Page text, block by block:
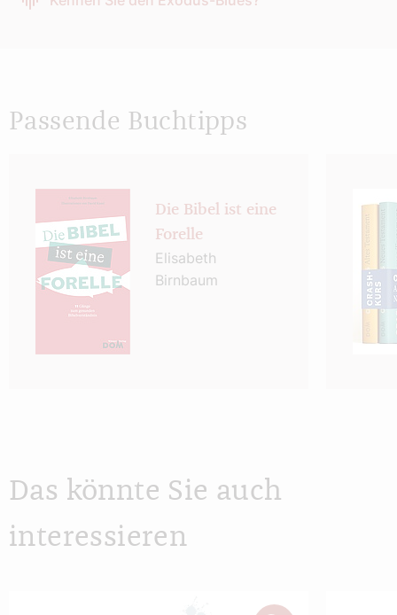
Passende Buchtipps
Die Bibel ist eine
Forelle
Elisabeth
Birnbaum
Das könnte Sie auch
interessieren